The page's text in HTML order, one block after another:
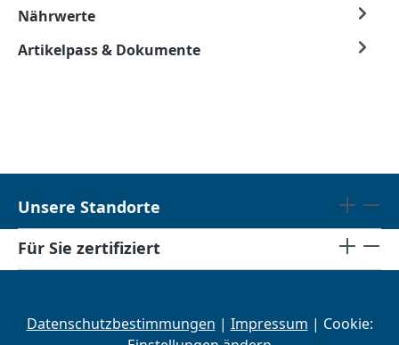
Nährwerte
Artikelpass & Dokumente
Unsere Standorte
Für Sie zertifiziert
Datenschutzbestimmungen | Impressum | Cookie: